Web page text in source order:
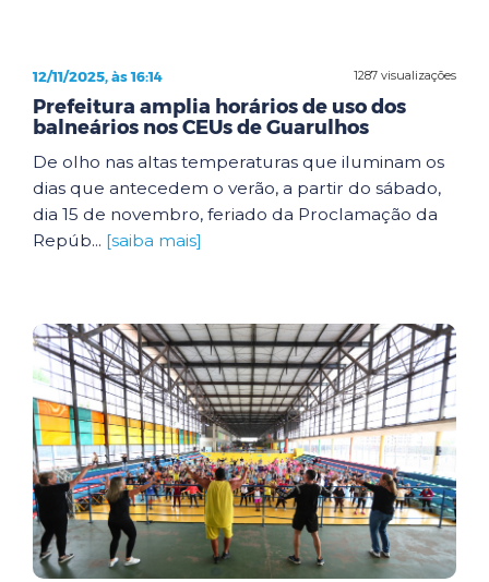
1287 visualizações
12/11/2025, às 16:14
Prefeitura amplia horários de uso dos
balneários nos CEUs de Guarulhos
De olho nas altas temperaturas que iluminam os
dias que antecedem o verão, a partir do sábado,
dia 15 de novembro, feriado da Proclamação da
Repúb... [saiba mais]